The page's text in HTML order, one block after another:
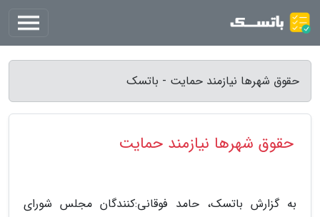
حقوق شهرها نیازمند حمایت - باتسک
حقوق شهرها نیازمند حمایت
به گزارش باتسک، حامد فوقانی:کنندگان مجلس شورای